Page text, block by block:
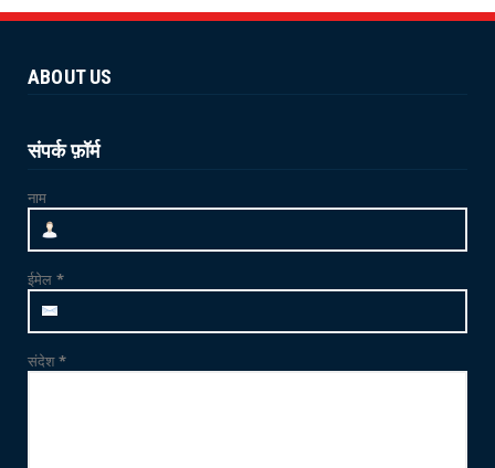
योग 'YOGA' से स्वस्थ शरीर और स्वस्थ मन का निर्माण
अंतर्राष्ट्र...
ABOUT US
संपर्क फ़ॉर्म
नाम
ईमेल *
संदेश*